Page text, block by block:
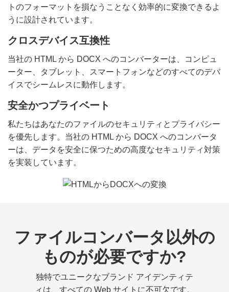
トのフォーマットを損なうことなく効率的に変換できるよ
うに設計されています。
クロスデバイス互換性
当社の HTML から DOCX へのコンバーターは、コンピュ
ーター、タブレット、スマートフォンなどのすべてのデバ
イスでシームレスに動作します。
安全かつプライベート
私たちはあなたのファイルのセキュリティとプライバシー
を優先します。当社の HTML から DOCX へのコンバータ
ーは、データを安全に保つための高度なセキュリティ対策
を実装しています。
ファイルコンバータ以外の
ものが必要ですか?
独特でユニークなブランド アイデンティテ
ィは、すべての Web サイトに不可欠です。